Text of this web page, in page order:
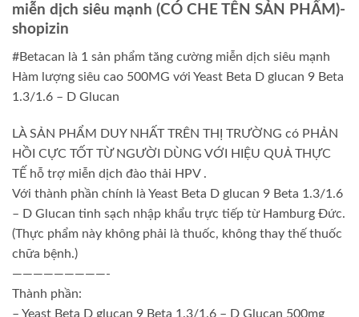
miễn dịch siêu mạnh (CÓ CHE TÊN SẢN PHẨM)-
shopizin
#Betacan là 1 sản phẩm tăng cường miễn dịch siêu mạnh
Hàm lượng siêu cao 500MG với Yeast Beta D glucan 9 Beta
1.3/1.6 – D Glucan
LÀ SẢN PHẨM DUY NHẤT TRÊN THỊ TRƯỜNG có PHẢN
HỒI CỰC TỐT TỪ NGƯỜI DÙNG VỚI HIỆU QUẢ THỰC
TẾ hỗ trợ miễn dịch đào thải HPV .
Với thành phần chính là Yeast Beta D glucan 9 Beta 1.3/1.6
– D Glucan tinh sạch nhập khẩu trực tiếp từ Hamburg Đức.
(Thực phẩm này không phải là thuốc, không thay thế thuốc
chữa bệnh.)
—————————-
Thành phần:
– Yeast Beta D glucan 9 Beta 1.3/1.6 – D Glucan 500mg